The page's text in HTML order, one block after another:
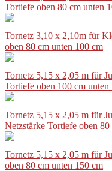
Tortiefe oben 80 cm unten
Tornetz 3,10 x 2,10m für
oben 80 cm unten 100 cm
Tornetz 5,15 x 2,05 m für
Tortiefe oben 100 cm unten
Tornetz 5,15 x 2,05 m für
Netzstärke Tortiefe oben
Tornetz 5,15 x 2,05 m für
oben 80 cm unten 150 cm